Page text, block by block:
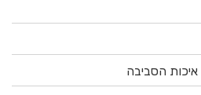
איכות הסביבה